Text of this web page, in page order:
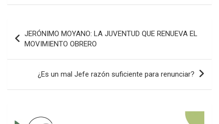
Navegación
de
entradas
JERÓNIMO MOYANO: LA JUVENTUD QUE RENUEVA EL
MOVIMIENTO OBRERO
¿Es un mal Jefe razón suficiente para renunciar?